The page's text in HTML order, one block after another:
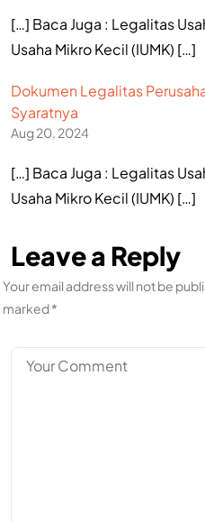
[…] Baca Juga : Legalitas
Usaha Mikro Kecil (IUMK) […]
Dokumen Legalitas
Syaratnya
Aug 20, 2024
[…] Baca Juga : Legalitas
Usaha Mikro Kecil (IUMK) […]
Leave a Reply
Your email address will not be
marked*